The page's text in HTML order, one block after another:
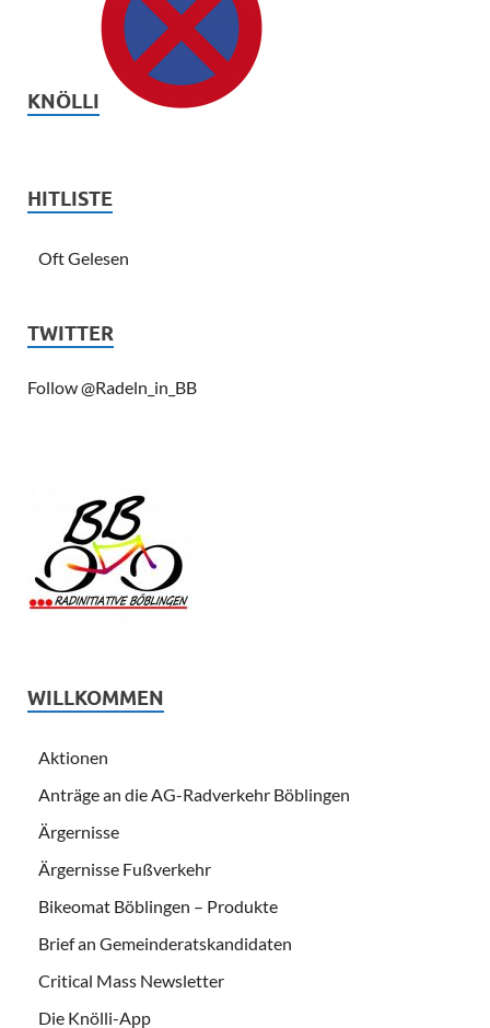
KNÖLLI
HITLISTE
Oft Gelesen
TWITTER
Follow @Radeln_in_BB
WILLKOMMEN
Aktionen
Anträge an die AG-Radverkehr Böblingen
Ärgernisse
Ärgernisse Fußverkehr
Bikeomat Böblingen – Produkte
Brief an Gemeinderatskandidaten
Critical Mass Newsletter
Die Knölli-App